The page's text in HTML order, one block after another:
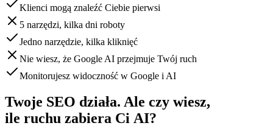
Klienci mogą znaleźć Ciebie pierwsi
5 narzędzi, kilka dni roboty
Jedno narzędzie, kilka kliknięć
Nie wiesz, że Google AI przejmuje Twój ruch
Monitorujesz widoczność w Google i AI
Twoje SEO działa. Ale czy wiesz,
ile ruchu zabiera Ci AI?